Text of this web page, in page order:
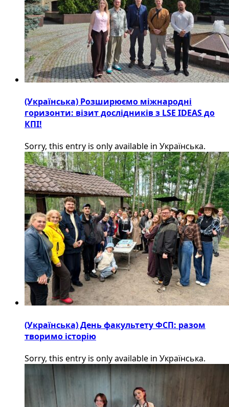
(Українська) Розширюємо міжнародні
горизонти: візит дослідників з LSE IDEAS до
КПІ!
Sorry, this entry is only available in Українська.
(Українська) День факультету ФСП: разом
творимо історію
Sorry, this entry is only available in Українська.